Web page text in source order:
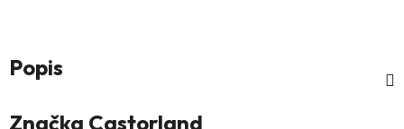
Popis
Značka Castorland